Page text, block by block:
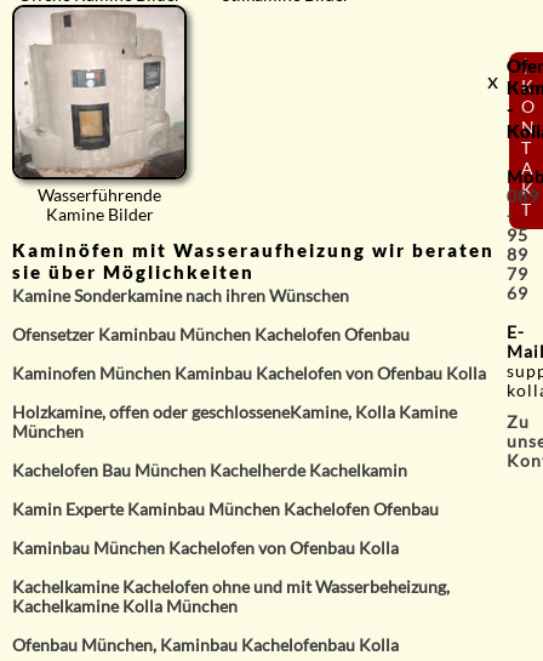
Wasserführende
Kamine Bilder
Kaminöfen mit Wasseraufheizung wir beraten
sie über Möglichkeiten
Kamine Sonderkamine nach ihren Wünschen
Ofensetzer Kaminbau München Kachelofen Ofenbau
Kaminofen München Kaminbau Kachelofen von Ofenbau Kolla
Holzkamine, offen oder geschlosseneKamine, Kolla Kamine
München
Kachelofen Bau München Kachelherde Kachelkamin
Kamin Experte Kaminbau München Kachelofen Ofenbau
Kaminbau München Kachelofen von Ofenbau Kolla
Kachelkamine Kachelofen ohne und mit Wasserbeheizung,
Kachelkamine Kolla München
Ofenbau München, Kaminbau Kachelofenbau Kolla
⟨
K
O
N
T
A
K
T
-
089
-
95
89
79
69
E-
Zu
x